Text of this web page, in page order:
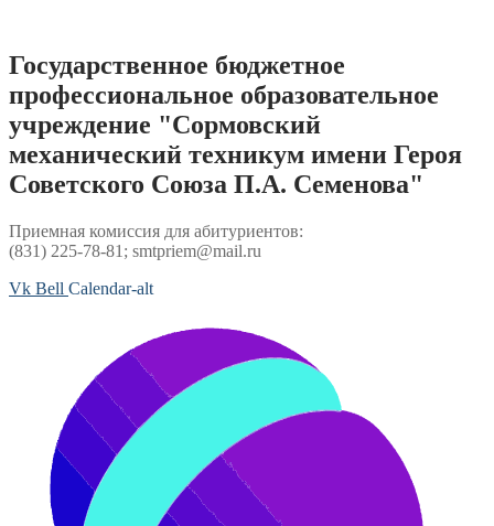
содержимому
Государственное бюджетное
профессиональное образовательное
учреждение "Сормовский
механический техникум имени Героя
Советского Союза П.А. Семенова"
Приемная комиссия для абитуриентов:
(831) 225-78-81; smtpriem@mail.ru
Vk Bell Calendar-alt